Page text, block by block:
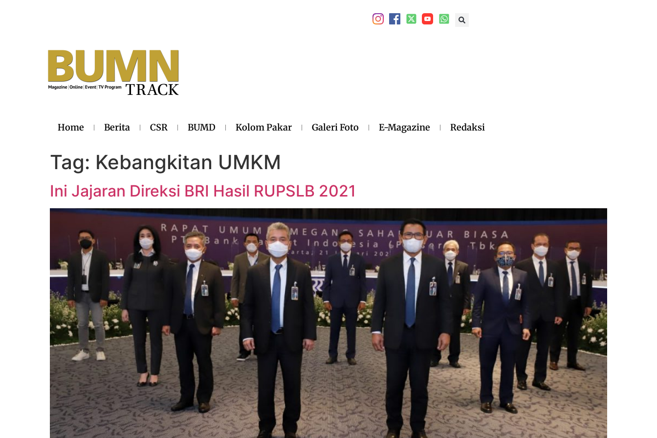
Home Berita CSR BUMD Kolom Pakar Galeri Foto E-Magazine Redaksi
Tag: Kebangkitan UMKM
Ini Jajaran Direksi BRI Hasil RUPSLB 2021